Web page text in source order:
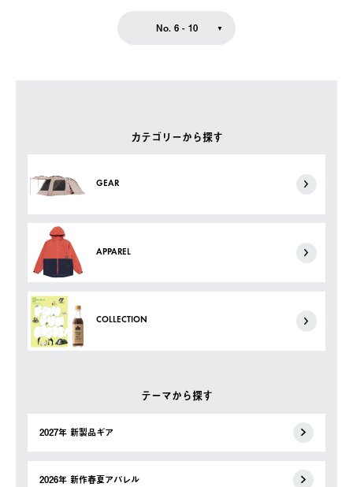
カテゴリーから探す
GEAR
APPAREL
COLLECTION
テーマから探す
2027年 新製品ギア
2026年 新作春夏アパレル
No. 6 - 10